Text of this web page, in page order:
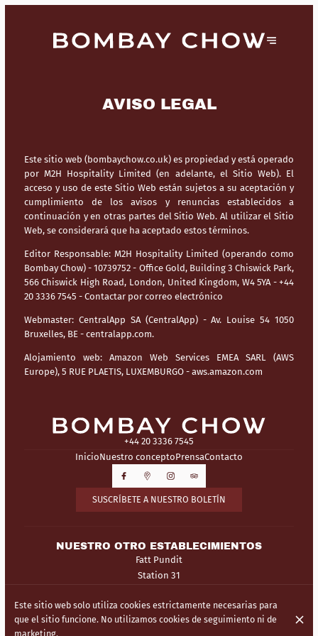
AVISO LEGAL
Este sitio web (bombaychow.co.uk) es propiedad y está operado
por M2H Hospitality Limited (en adelante, el Sitio Web). El
acceso y uso de este Sitio Web están sujetos a su aceptación y
cumplimiento de los avisos y renuncias establecidos a
continuación y en otras partes del Sitio Web. Al utilizar el Sitio
Web, se considerará que ha aceptado estos términos.
Editor Responsable:M2H Hospitality Limited (operando como
Bombay Chow) - 10739752 - Office Gold, Building 3 Chiswick Park,
566 Chiswick High Road, London, United Kingdom, W4 5YA - +44
20 3336 7545 - Contactar por correo electrónico
Webmaster: CentralApp SA (CentralApp) - Av. Louise 54 1050
Bruxelles, BE - centralapp.com.
Alojamiento web: Amazon Web Services EMEA SARL (AWS
Europe), 5 RUE PLAETIS, LUXEMBURGO - aws.amazon.com
+44 20 3336 7545
InicioNuestro conceptoPrensaContacto
SUSCRÍBETE A NUESTRO BOLETÍN
NUESTRO OTRO ESTABLECIMIENTOS
Fatt Pundit
Station 31
© Bombay Chow 2026
Configuración de cookies
Este sitio web solo utiliza cookies estrictamente necesarias para
que el sitio funcione. No utilizamos cookies de seguimiento ni de
marketing.